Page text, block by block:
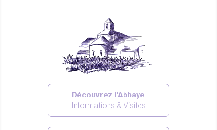
Découvrez l'Abbaye
Informations & Visites